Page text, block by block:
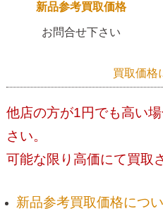
新品参考買取価格
お問合せ下さい
買取価格
他店の方が1円でも高い
さい。
可能な限り高価にて買取
新品参考買取価格につ